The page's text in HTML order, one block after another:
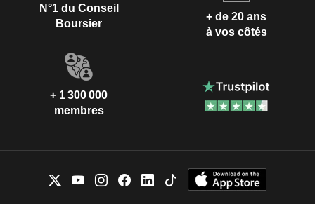
N°1 du Conseil
Boursier
+ de 20 ans
à vos côtés
+ 1 300 000
membres